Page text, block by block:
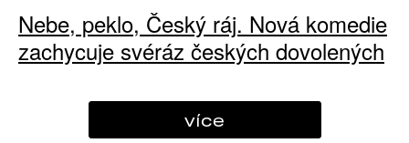
Nebe, peklo, Český ráj. Nová komedie
zachycuje svéráz českých dovolených
více